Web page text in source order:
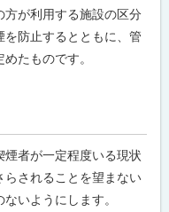
方が利用する施設の区分
防止するとともに、管
たものです。
者が一定程度いる現状
らされることを望まない
いようにします。